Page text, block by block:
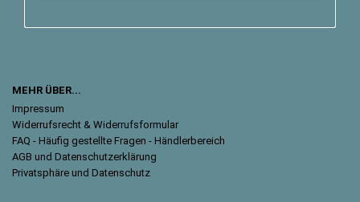
MEHR ÜBER...
Impressum
Widerrufsrecht & Widerrufsformular
FAQ - Häufig gestellte Fragen - Händlerbereich
AGB und Datenschutzerklärung
Privatsphäre und Datenschutz